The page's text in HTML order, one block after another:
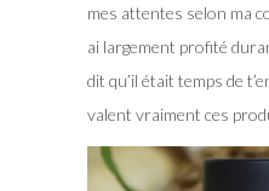
mes attentes selon ma
ai largement profité
dit qu’il était temps de
valent vraiment ces